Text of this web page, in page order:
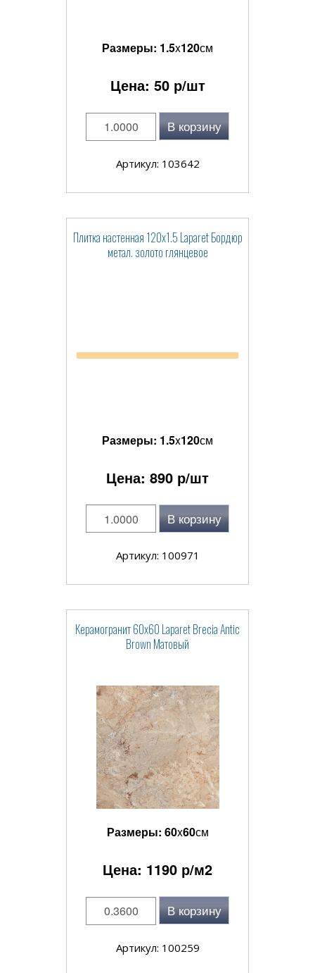
Размеры: 1.5x120см
Цена: 50р/шт
В корзину
Артикул: 103642
Плитка настенная 120x1.5 Laparet Бордюр
метал. золото глянцевое
Размеры: 1.5x120см
Цена: 890 р/шт
В корзину
Артикул: 100971
Керамогранит 60x60 Laparet Brecia Antic
Brown Матовый
Размеры: 60x60см
Цена: 1190 р/м2
В корзину
Артикул: 100259